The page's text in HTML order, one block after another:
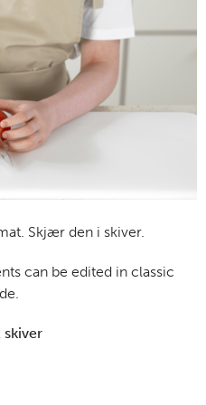
Skjær den i skiver.
can be edited in classic